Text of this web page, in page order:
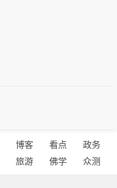
博客 看点
政务
旅游 佛学 众测